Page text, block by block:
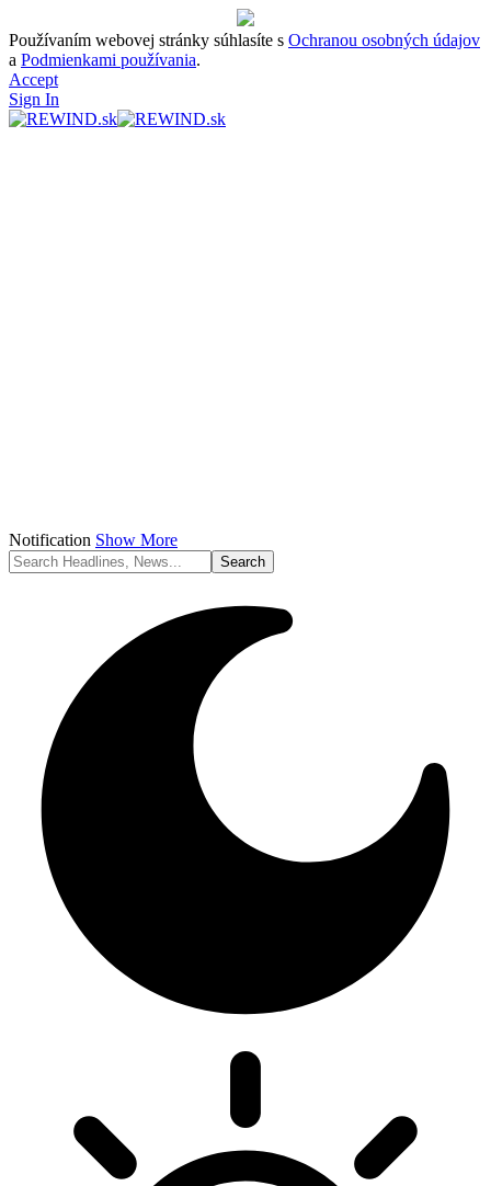
Používaním webovej stránky súhlasíte s Ochranou osobných údajov
a Podmienkami používania.
Accept
Sign In
Notification Show More